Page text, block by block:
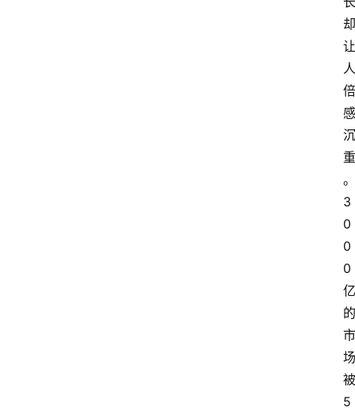
却
让
人
倍
感
沉
重
。
3
0
0
0
亿
的
市
场
被
5